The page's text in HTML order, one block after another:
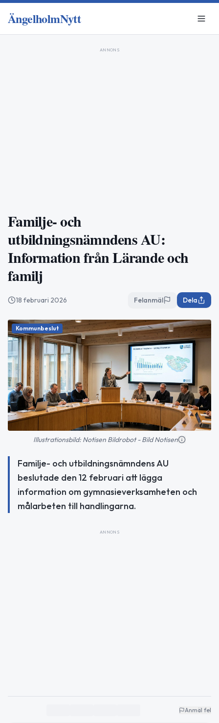
ÄngelholmNytt
ANNONS
Familje- och
utbildningsnämndens AU:
Information från Lärande och
familj
18 februari 2026 Felanmäl Dela
Kommunbeslut
Illustrationsbild: Notisen Bildrobot - Bild Notisen
Familje- och utbildningsnämndens AU
beslutade den 12 februari att lägga
information om gymnasieverksamheten och
målarbeten till handlingarna.
ANNONS
Anmäl fel